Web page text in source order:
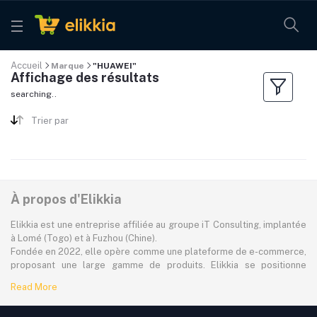
Accueil Marque "HUAWEI"
Affichage des résultats
searching..
Trier par
À propos d'Elikkia
Elikkia est une entreprise affiliée au groupe iT Consulting, implantée
à Lomé (Togo) et à Fuzhou (Chine).
Fondée en 2022, elle opère comme une plateforme de e-commerce,
proposant une large gamme de produits. Elikkia se positionne
offrant à la fois la possibilité d'acheter localement et directement
depuis la Chine.
Read More